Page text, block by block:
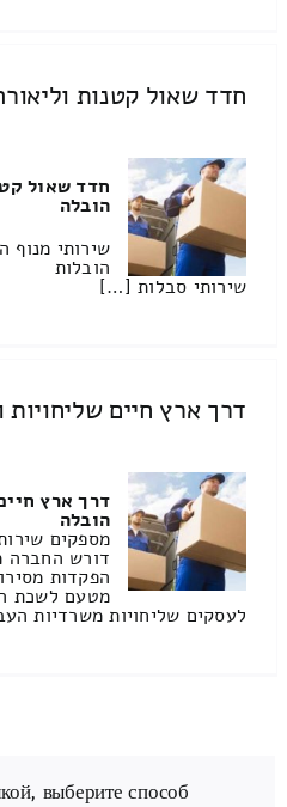
חדד שאול קטנות
חדד שאול
הובלה
שירותי מנוף
הובלות
שירותי סבלות […]
דרך ארץ חיים
דרך ארץ
הובלה
מספקים
דורש החברה
הפקדות
מטעם לשכת
לעסקים שליחויות משרדיות
выберите способ!